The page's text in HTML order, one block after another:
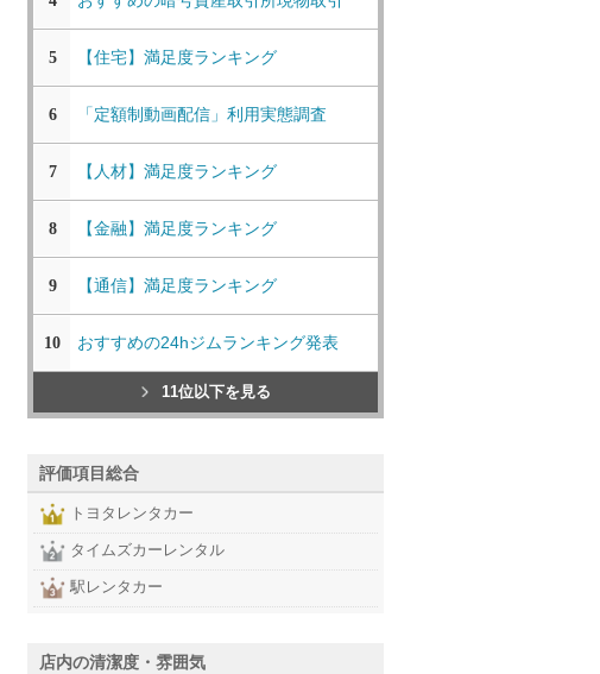
5 【住宅】満足度ランキング
6 「定額制動画配信」利用実態調査
7 【人材】満足度ランキング
8 【金融】満足度ランキング
9 【通信】満足度ランキング
10 おすすめの24hジムランキング発表
11位以下を見る
評価項目総合
トヨタレンタカー
タイムズカーレンタル
駅レンタカー
店内の清潔度・雰囲気